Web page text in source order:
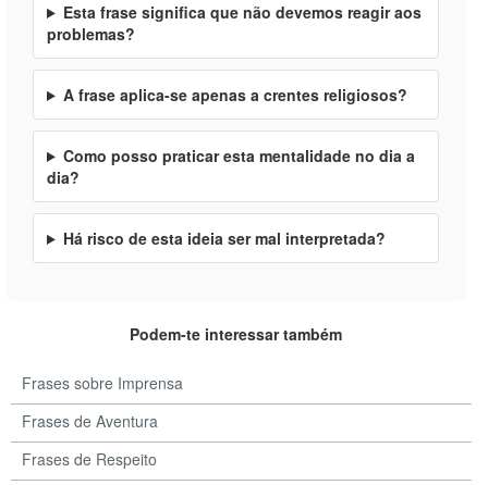
Esta frase significa que não devemos reagir aos
problemas?
A frase aplica-se apenas a crentes religiosos?
Como posso praticar esta mentalidade no dia a
dia?
Há risco de esta ideia ser mal interpretada?
Podem-te interessar também
Frases sobre Imprensa
Frases de Aventura
Frases de Respeito